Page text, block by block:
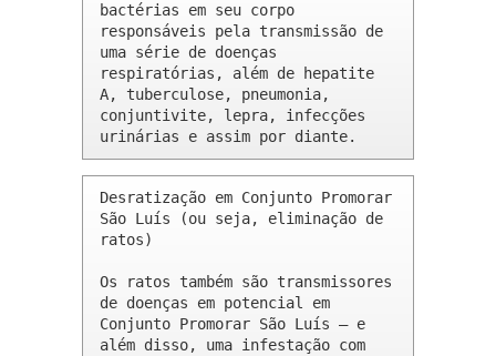
bactérias em seu corpo
responsáveis pela transmissão de
uma série de doenças
respiratórias, além de hepatite
A, tuberculose, pneumonia,
conjuntivite, lepra, infecções
urinárias e assim por diante.
Desratização em Conjunto Promorar
São Luís (ou seja, eliminação de
ratos)
Os ratos também são transmissores
de doenças em potencial em
Conjunto Promorar São Luís – e
além disso, uma infestação com